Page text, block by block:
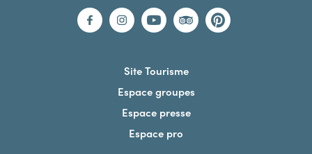
Site Tourisme
Espace groupes
Espace presse
Espace pro